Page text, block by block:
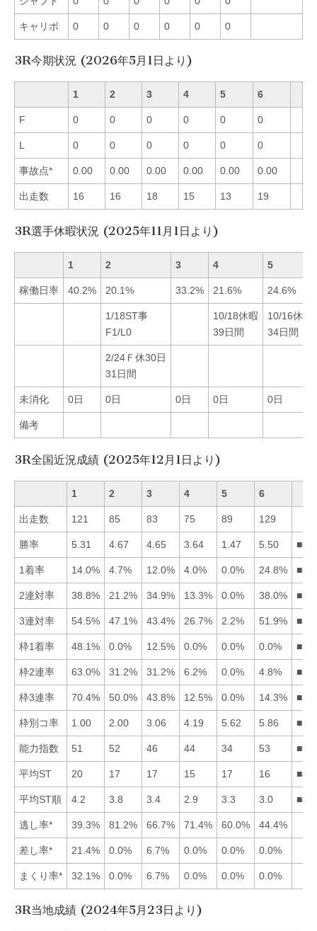
キャリボ 0 0 0 0 0 0
3R今期状況 (2026年5月1日より)
1 2 3 4 5 6
F 0 0 0 0 0 0
L 0 0 0 0 0 0
事故点* 0.00 0.00 0.00 0.00 0.00 0.00
出走数 16 16 18 15 13 19
3R選手休暇状況 (2025年11月1日より)
1 2 3 4 5
稼働日率 40.2% 20.1% 33.2% 21.6% 24.6%
1/18ST事
F1/L0
10/18休暇
39日間
10/16休暇
34日間
2/24Ｆ休30日
31日間
未消化 0日 0日 0日 0日 0日
備考
3R全国近況成績 (2025年12月1日より)
1 2 3 4 5 6
出走数 121 85 83 75 89 129
勝率 5.31 4.67 4.65 3.64 1.47 5.50
1着率 14.0% 4.7% 12.0% 4.0% 0.0% 24.8%
2連対率 38.8% 21.2% 34.9% 13.3% 0.0% 38.0%
3連対率 54.5% 47.1% 43.4% 26.7% 2.2% 51.9%
枠1着率 48.1% 0.0% 12.5% 0.0% 0.0% 0.0%
枠2連率 63.0% 31.2% 31.2% 6.2% 0.0% 4.8%
枠3連率 70.4% 50.0% 43.8% 12.5% 0.0% 14.3%
枠別コ率 1.00 2.00 3.06 4.19 5.62 5.86
能力指数 51 52 46 44 34 53
平均ST 20 17 17 15 17 16
平均ST順 4.2 3.8 3.4 2.9 3.3 3.0
逃し率* 39.3% 81.2% 66.7% 71.4% 60.0% 44.4%
差し率* 21.4% 0.0% 6.7% 0.0% 0.0% 0.0%
まくり率* 32.1% 0.0% 6.7% 0.0% 0.0% 0.0%
3R当地成績 (2024年5月23日より)